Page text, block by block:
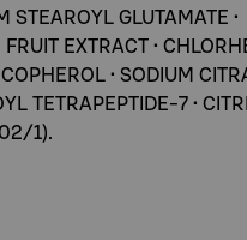
STEAROYL GLUTAMATE •
EXTRACT •
• SODIUM
TETRAPEPTIDE-7 •
1).